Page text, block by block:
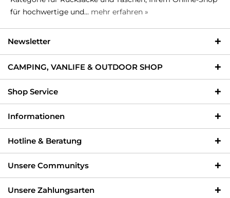
für hochwertige und... mehr erfahren »
Newsletter
CAMPING, VANLIFE & OUTDOOR SHOP
Shop Service
Informationen
Hotline & Beratung
Unsere Communitys
Unsere Zahlungsarten